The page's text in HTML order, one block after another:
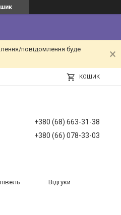
повідомлення буде
КОШИК
+380 (68) 663-31-38
+380 (66) 078-33-03
Відгуки